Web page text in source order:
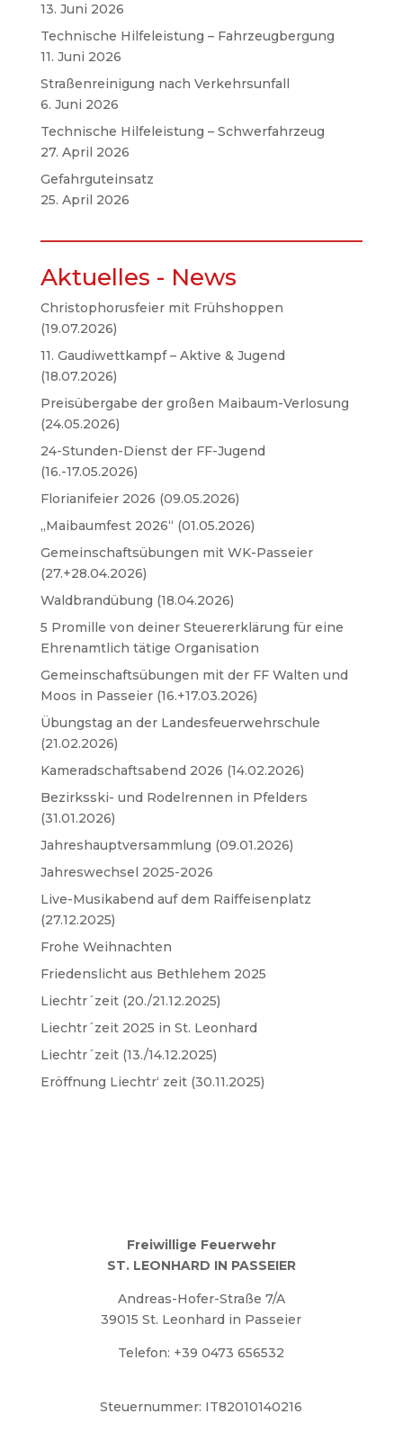
13. Juni 2026
Technische Hilfeleistung – Fahrzeugbergung
11. Juni 2026
Straßenreinigung nach Verkehrsunfall
6. Juni 2026
Technische Hilfeleistung – Schwerfahrzeug
27. April 2026
Gefahrguteinsatz
25. April 2026
Aktuelles - News
Christophorusfeier mit Frühshoppen
(19.07.2026)
11. Gaudiwettkampf – Aktive & Jugend
(18.07.2026)
Preisübergabe der großen Maibaum-Verlosung
(24.05.2026)
24-Stunden-Dienst der FF-Jugend
(16.-17.05.2026)
Florianifeier 2026 (09.05.2026)
„Maibaumfest 2026“ (01.05.2026)
Gemeinschaftsübungen mit WK-Passeier
(27.+28.04.2026)
Waldbrandübung (18.04.2026)
5 Promille von deiner Steuererklärung für eine
Ehrenamtlich tätige Organisation
Gemeinschaftsübungen mit der FF Walten und
Moos in Passeier (16.+17.03.2026)
Übungstag an der Landesfeuerwehrschule
(21.02.2026)
Kameradschaftsabend 2026 (14.02.2026)
Bezirksski- und Rodelrennen in Pfelders
(31.01.2026)
Jahreshauptversammlung (09.01.2026)
Jahreswechsel 2025-2026
Live-Musikabend auf dem Raiffeisenplatz
(27.12.2025)
Frohe Weihnachten
Friedenslicht aus Bethlehem 2025
Liechtr´zeit (20./21.12.2025)
Liechtr´zeit 2025 in St. Leonhard
Liechtr´zeit (13./14.12.2025)
Eröffnung Liechtr‘ zeit (30.11.2025)
Freiwillige Feuerwehr
ST. LEONHARD IN PASSEIER
Andreas-Hofer-Straße 7/A
39015 St. Leonhard in Passeier
Telefon: +39 0473 656532
Steuernummer: IT82010140216